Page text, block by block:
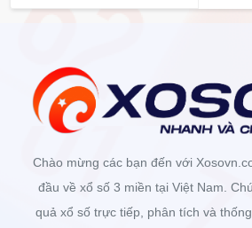
Chào mừng các bạn đến với
đầu về xổ số 3 miền tại Việt Nam.
quả xổ số trực tiếp, phân tích và